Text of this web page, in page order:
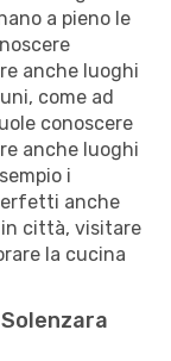
a pieno le
anche luoghi
come ad
conoscere
anche luoghi
i
anche
in città, visitare
la cucina